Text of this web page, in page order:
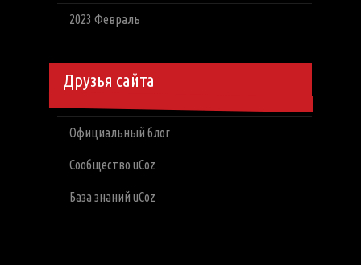
2023 Февраль
Друзья сайта
Официальный блог
Сообщество uCoz
База знаний uCoz